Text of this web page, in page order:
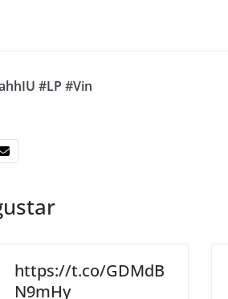
#LP #Vin
https://t.co/GDMdB
N9mHy